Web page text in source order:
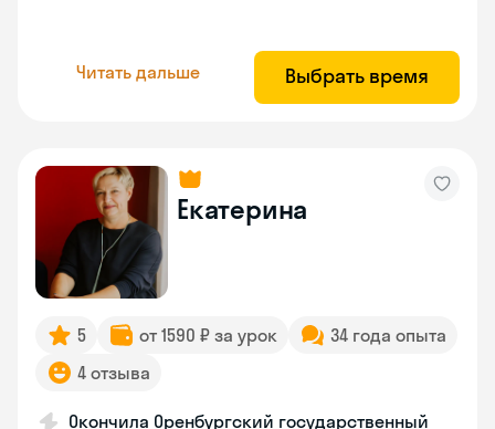
Читать дальше Выбрать время
Екатерина
5 от 1590 ₽ за урок
34 года опыта
4 отзыва
Окончила Оренбургский государственный